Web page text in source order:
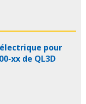
pour
xx de QL3D